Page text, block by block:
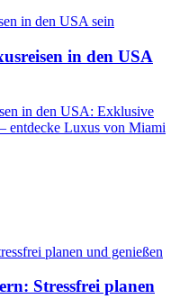
in den USA
in den USA: Exklusive
entdecke Luxus von Miami
Stressfrei planen